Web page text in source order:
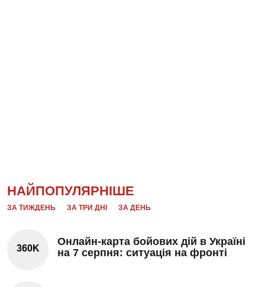
НАЙПОПУЛЯРНІШЕ
ЗА ТИЖДЕНЬ ЗА ТРИ ДНІ ЗА ДЕНЬ
360K
Онлайн-карта бойових дій в Україні
на 7 серпня: ситуація на фронті